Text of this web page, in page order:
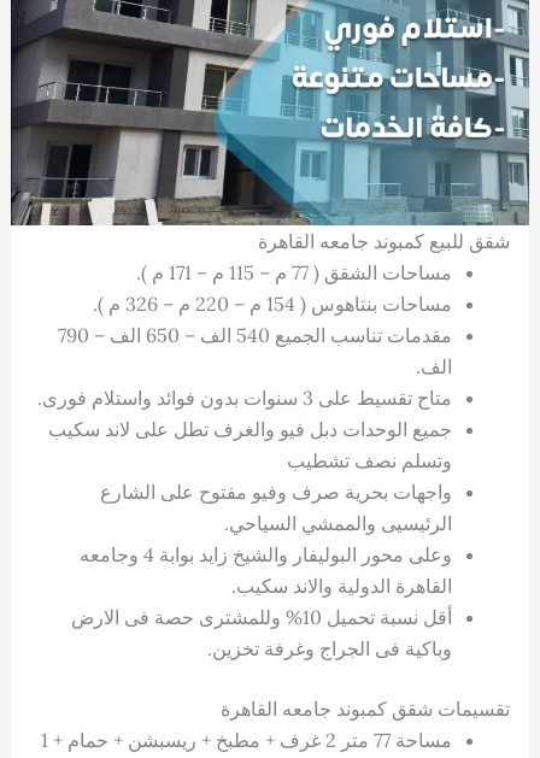
شقق للبيع كمبوند جامعه القاهرة
مساحات الشقق ( 77 م – 115 م – 171 م ).
مساحات بنتاهوس ( 154 م – 220 م – 326 م ).
مقدمات تناسب الجميع 540 الف – 650 الف – 790
الف.
متاح تقسيط على 3 سنوات بدون فوائد واستلام فورى.
جميع الوحدات دبل فيو والغرف تطل على لاند سكيب
وتسلم نصف تشطيب
واجهات بحرية صرف وفيو مفتوح على الشارع
الرئيسيى والممشي السياحي.
وعلى محور البوليفار والشيخ زايد بوابة 4 وجامعه
القاهرة الدولية والاند سكيب.
أقل نسبة تحميل 10% وللمشترى حصة فى الارض
وباكية فى الجراج وغرفة تخزين.
تقسيمات شقق كمبوند جامعه القاهرة
مساحة 77 متر 2 غرف + مطبخ + ريسبشن + حمام + 1